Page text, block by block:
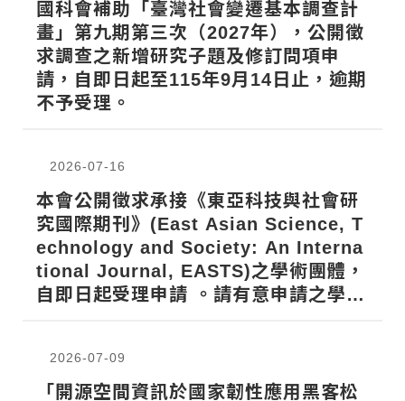
國科會補助「臺灣社會變遷基本調查計
畫」第九期第三次（2027年），公開徵
求調查之新增研究子題及修訂問項申
請，自即日起至115年9月14日止，逾期
不予受理。
2026-07-16
本會公開徵求承接《東亞科技與社會研
究國際期刊》(East Asian Science, T
echnology and Society: An Interna
tional Journal, EASTS)之學術團體，
自即日起受理申請 。請有意申請之學術
本會提出申請，逾期不予受理。
2026-07-09
「開源空間資訊於國家韌性應用黑客松